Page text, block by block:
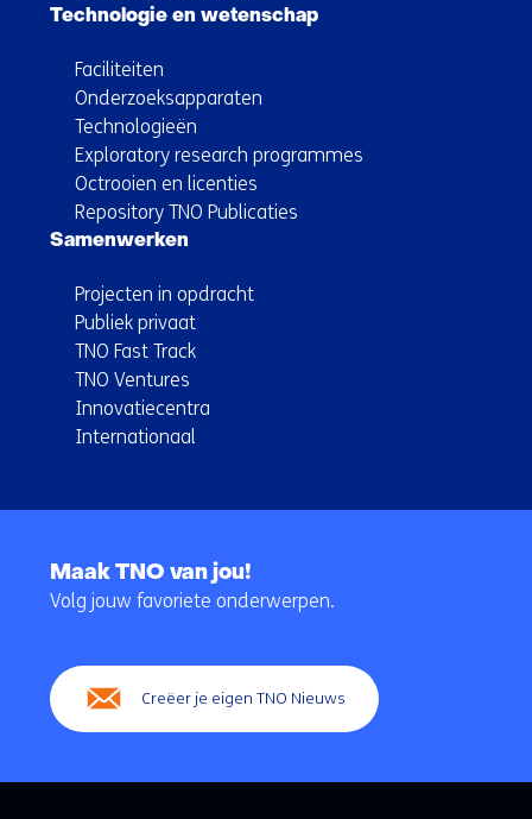
Technologie en wetenschap
Faciliteiten
Onderzoeksapparaten
Technologieën
Exploratory research programmes
Octrooien en licenties
Repository TNO Publicaties
Samenwerken
Projecten in opdracht
Publiek privaat
TNO Fast Track
TNO Ventures
Innovatiecentra
Internationaal
navigatie
Maak TNO van jou!
Volg jouw favoriete onderwerpen.
Creëer je eigen TNO Nieuws